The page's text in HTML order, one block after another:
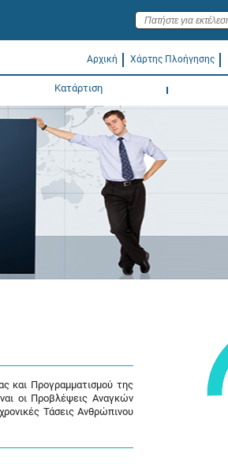
Αρχική Χάρτης Πλοήγησης
Κατάρτιση
και Προγραμματισμού της
οι Προβλέψεις Αναγκών
Τάσεις Ανθρώπινου